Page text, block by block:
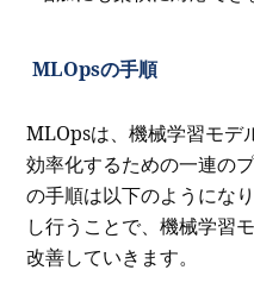
MLOpsの手順
MLOpsは、機械学習モデ
効率化するための一連の
の手順は以下のようにな
し行うことで、機械学習
改善していきます。